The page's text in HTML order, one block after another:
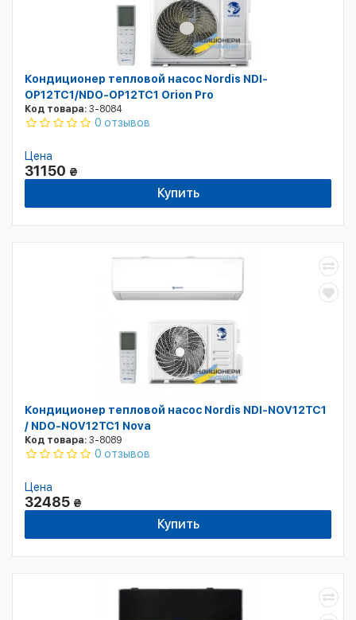
Кондиционер тепловой насос Nordis NDI-
OP12TC1/NDO-OP12TC1 Orion Pro
Код товара: 3-8084
0 отзывов
Цена
31150 ₴
Купить
Кондиционер тепловой насос Nordis NDI-NOV12TC1
/ NDO-NOV12TC1 Nova
Код товара: 3-8089
0 отзывов
Цена
32485 ₴
Купить